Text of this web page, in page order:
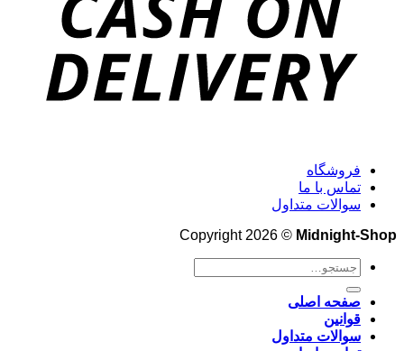
فروشگاه
تماس با ما
سوالات متداول
Copyright 2026 © Midnight-Shop
جستجو
صفحه اصلی
قوانین
سوالات متداول